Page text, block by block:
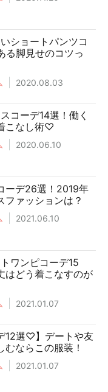
ショートパンツコ
る脚見せのコツっ
2020.08.03
コーデ14選！働く
こなし術♡
2020.06.10
ーデ26選！2019年
ファッションは？
2021.06.10
ワンピコーデ15
はどう着こなすのが
2021.01.07
12選♡】デートや友
ならこの服装！
2021.01.07